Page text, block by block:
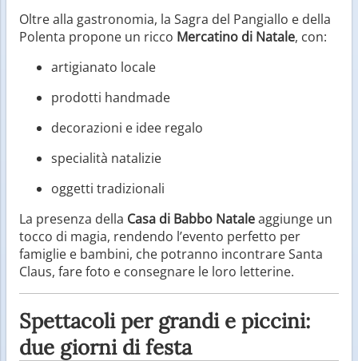
Oltre alla gastronomia, la Sagra del Pangiallo e della
Polenta propone un ricco Mercatino di Natale, con:
artigianato locale
prodotti handmade
decorazioni e idee regalo
specialità natalizie
oggetti tradizionali
La presenza della Casa di Babbo Nataleaggiunge un
tocco di magia, rendendo l’evento perfetto per
famiglie e bambini, che potranno incontrare Santa
Claus, fare foto e consegnare le loro letterine.
Spettacoli per grandi e piccini:
due giorni di festa